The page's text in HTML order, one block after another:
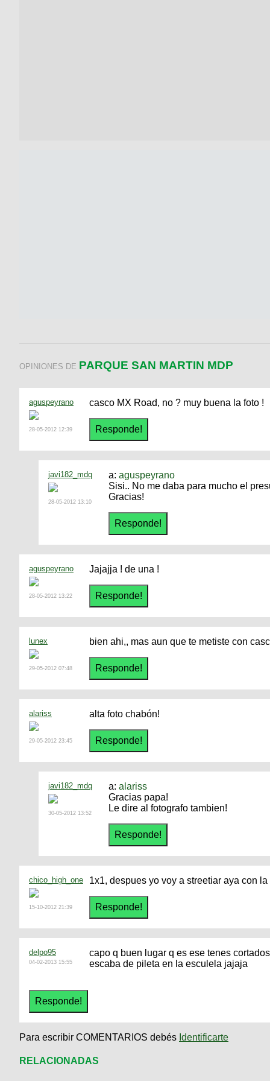
OPINIONES DE PARQUE SAN MARTIN MDP
aguspeyrano
28-05-2012 12:39
casco MX Road, no ? muy buena la foto !
javi182_mdq
28-05-2012 13:10
a: aguspeyrano
Sisi.. No me daba para mucho el
Gracias!
aguspeyrano
28-05-2012 13:22
Jajajja ! de una !
lunex
29-05-2012 07:48
bien ahi,, mas aun que te metiste con
alariss
29-05-2012 23:45
alta foto chabón!
javi182_mdq
30-05-2012 13:52
a: alariss
Gracias papa!
Le dire al fotografo tambien!
chico_high_one
15-10-2012 21:39
1x1, despues yo voy a streetiar aya con
delpo95
04-02-2013 15:55
capo q buen lugar q es ese tenes
escaba de pileta en la esculela jajaja
Para escribir COMENTARIOS debés Identificarte
RELACIONADAS